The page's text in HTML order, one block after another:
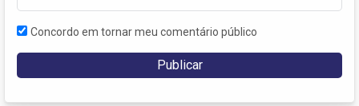
Concordo em tornar meu comentário público